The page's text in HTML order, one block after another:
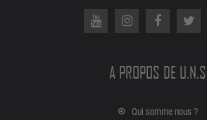
A PROPOS DE U.N.S
Qui somme nous ?